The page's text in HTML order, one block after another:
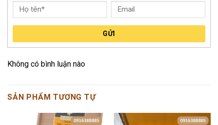
GỬI
Không có bình luận nào
SẢN PHẨM TƯƠNG TỰ